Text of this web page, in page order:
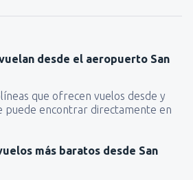
desde el aeropuerto San
que ofrecen vuelos desde y
puede encontrar directamente en
más baratos desde San